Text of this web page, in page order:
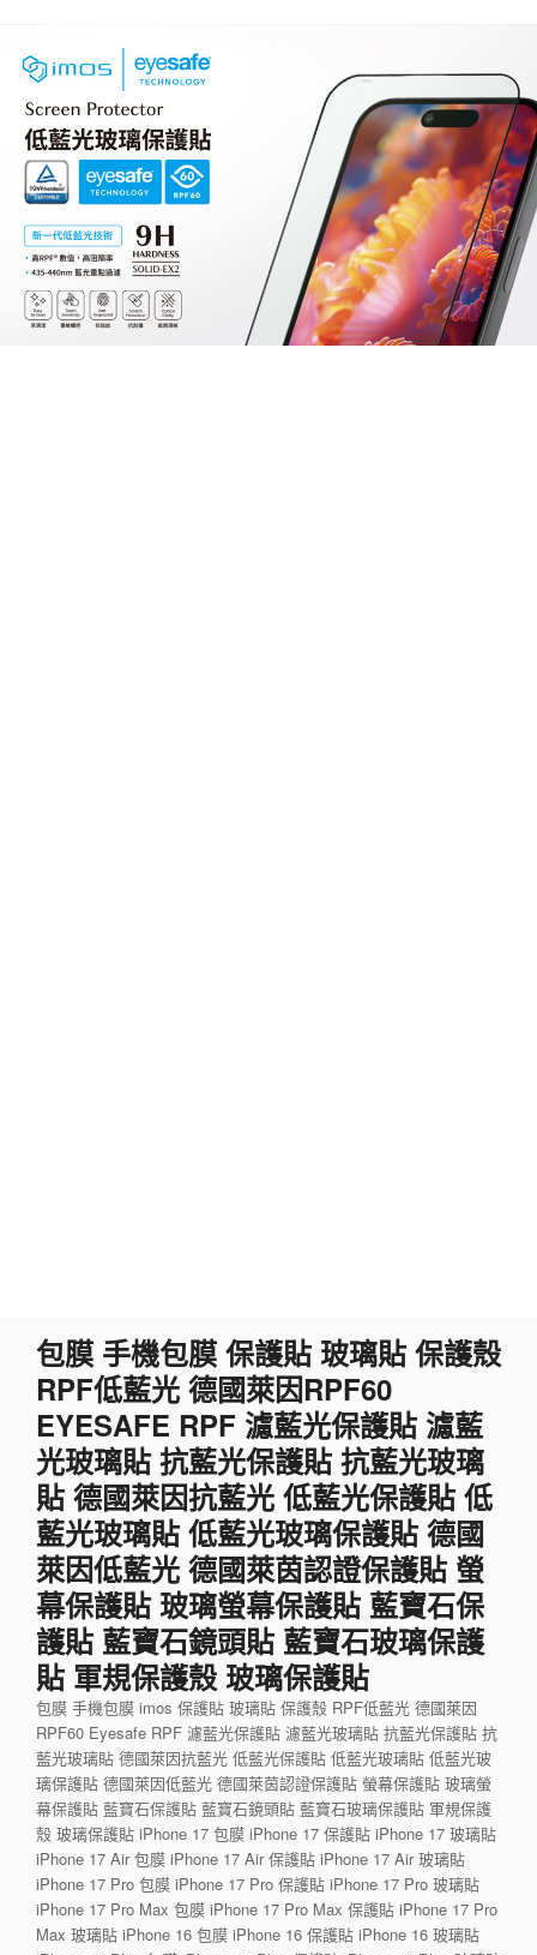
包膜 手機包膜 保護貼 玻璃貼 保護殼
RPF低藍光 德國萊因RPF60
EYESAFE RPF 濾藍光保護貼 濾藍
光玻璃貼 抗藍光保護貼 抗藍光玻璃
貼 德國萊因抗藍光 低藍光保護貼 低
藍光玻璃貼 低藍光玻璃保護貼 德國
萊因低藍光 德國萊茵認證保護貼 螢
幕保護貼 玻璃螢幕保護貼 藍寶石保
護貼 藍寶石鏡頭貼 藍寶石玻璃保護
貼 軍規保護殼 玻璃保護貼
包膜 手機包膜 imos 保護貼 玻璃貼 保護殼 RPF低藍光 德國萊因
RPF60 Eyesafe RPF 濾藍光保護貼 濾藍光玻璃貼 抗藍光保護貼 抗
藍光玻璃貼 德國萊因抗藍光 低藍光保護貼 低藍光玻璃貼 低藍光玻
璃保護貼 德國萊因低藍光 德國萊茵認證保護貼 螢幕保護貼 玻璃螢
幕保護貼 藍寶石保護貼 藍寶石鏡頭貼 藍寶石玻璃保護貼 軍規保護
殼 玻璃保護貼 iPhone 17 包膜 iPhone 17 保護貼 iPhone 17 玻璃貼
iPhone 17 Air 包膜 iPhone 17 Air 保護貼 iPhone 17 Air 玻璃貼
iPhone 17 Pro 包膜 iPhone 17 Pro 保護貼 iPhone 17 Pro 玻璃貼
iPhone 17 Pro Max 包膜 iPhone 17 Pro Max 保護貼 iPhone 17 Pro
Max 玻璃貼 iPhone 16 包膜 iPhone 16 保護貼 iPhone 16 玻璃貼